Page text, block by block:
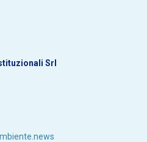
Srl